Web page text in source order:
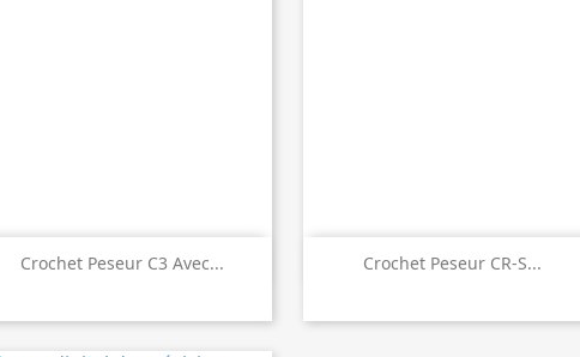
Crochet Peseur C3 Avec...
 Aperçu rapide Crochet Peseur CR-S...
 Aperçu rapide